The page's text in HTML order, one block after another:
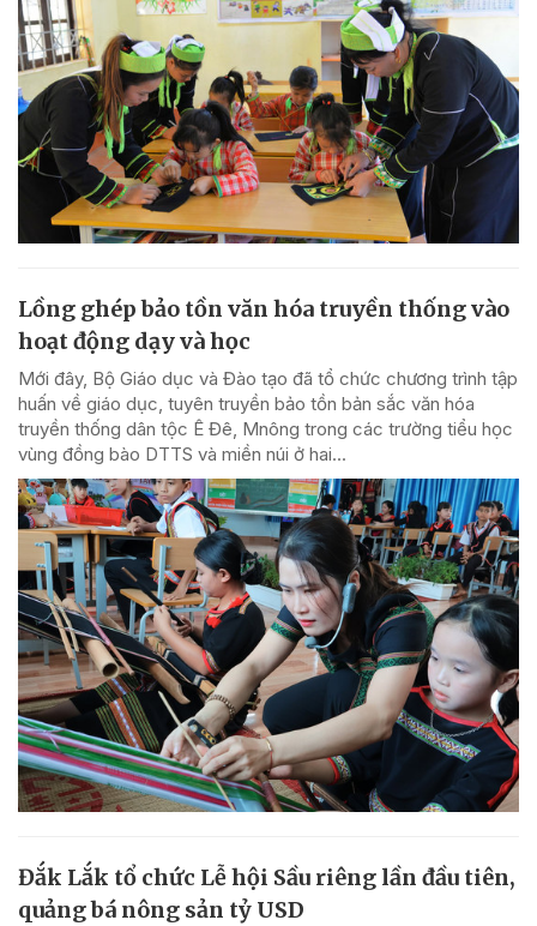
Lồng ghép bảo tồn văn hóa truyền thống vào
hoạt động dạy và học
Mới đây, Bộ Giáo dục và Đào tạo đã tổ chức chương trình tập
huấn về giáo dục, tuyên truyền bảo tồn bản sắc văn hóa
truyền thống dân tộc Ê Đê, Mnông trong các trường tiểu học
vùng đồng bào DTTS và miền núi ở hai...
Đắk Lắk tổ chức Lễ hội Sầu riêng lần đầu tiên,
quảng bá nông sản tỷ USD